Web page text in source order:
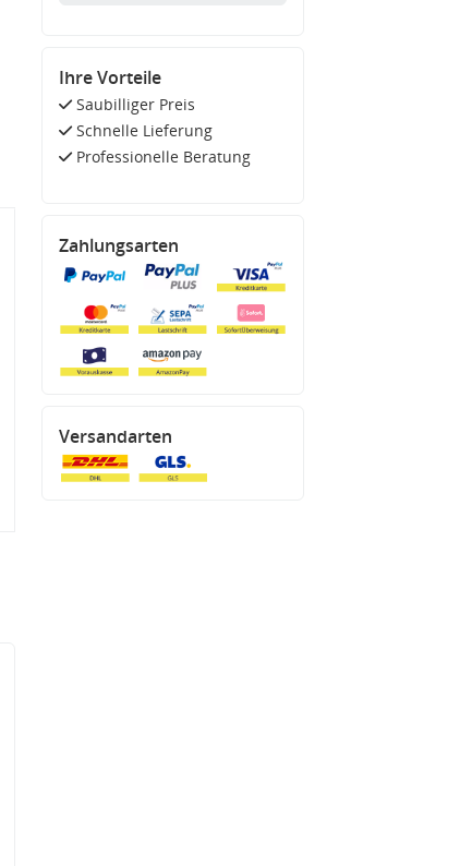
Ihre Vorteile
Saubilliger Preis
Schnelle Lieferung
Professionelle Beratung
Zahlungsarten
Versandarten